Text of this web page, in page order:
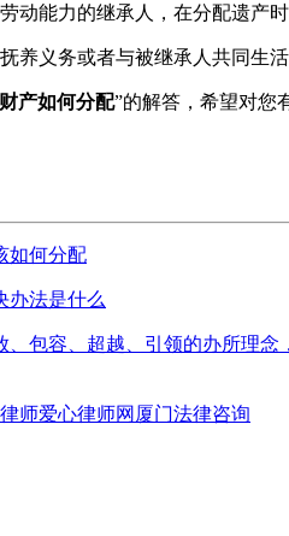
动能力的继承人，在分配遗产
养义务或者与被继承人共同生
产如何分配”的解答，希望对您
如何分配
办法是什么
、包容、超越、引领的办所理念
师爱心律师网 厦门法律咨询